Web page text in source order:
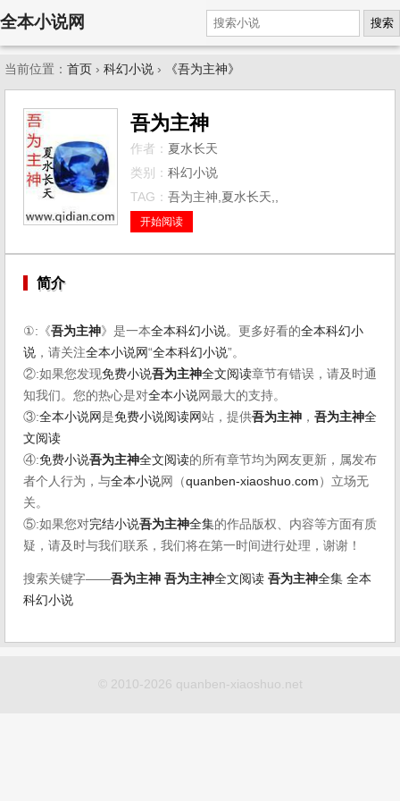
全本小说网 搜索
当前位置： 首页 › 科幻小说 › 《吾为主神》
吾为主神
作者： 夏水长天
类别： 科幻小说
TAG： 吾为主神,夏水长天,,
开始阅读
简介
①:《吾为主神》是一本全本科幻小说。更多好看的全本科幻小
说 ，请关注全本小说网“全本科幻小说”。
②:如果您发现免费小说吾为主神全文阅读章节有错误，请及时通
知我们。您的热心是对全本小说网最大的支持。
③:全本小说网是免费小说阅读网站，提供吾为主神 ， 吾为主神全
文阅读
④:免费小说吾为主神全文阅读的所有章节均为网友更新，属发布
者个人行为，与全本小说网（quanben-xiaoshuo.com ）立场无
关。
⑤:如果您对完结小说吾为主神全集的作品版权、内容等方面有质
疑，请及时与我们联系，我们将在第一时间进行处理，谢谢！
搜索关键字——吾为主神 吾为主神全文阅读 吾为主神全集 全本
科幻小说
© 2010-2026 quanben-xiaoshuo.net